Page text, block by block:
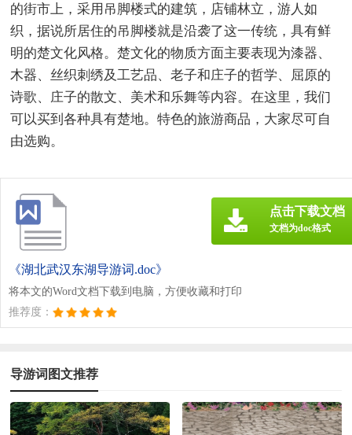
的街市上，采用吊脚楼式的建筑，店铺林立，游人如
织，据说所居住的吊脚楼就是沿袭了这一传统，具有鲜
明的楚文化风格。楚文化的物质方面主要表现为漆器、
木器、丝织刺绣及工艺品、老子和庄子的哲学、屈原的
诗歌、庄子的散文、美术和乐舞等内容。在这里，我们
可以买到各种具有楚地。特色的旅游商品，大家尽可自
由选购。
《湖北武汉东湖导游词.doc》
将本文的Word文档下载到电脑，方便收藏和打印
推荐度：
点击下载文档
文档为doc格式
导游词图文推荐